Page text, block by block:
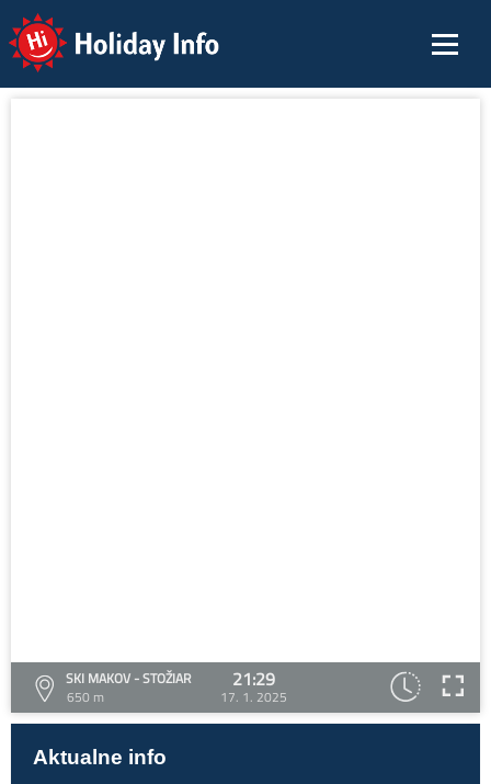
Holiday Info
SKI MAKOV - STOŽIAR
650 m
21:29
17. 1. 2025
Aktualne info